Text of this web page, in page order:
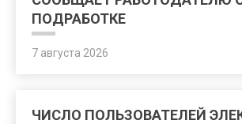
ПОДРАБОТКЕ
7 августа 2026
ЧИСЛО ПОЛЬЗОВАТЕЛЕЙ